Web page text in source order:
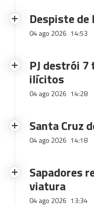
Despiste
04 ago 2026 14:53
PJ destrói
ilícitos
04 ago 2026 14:28
Santa Cruz
04 ago 2026 14:18
Sapadores
viatura
04 ago 2026 13:34